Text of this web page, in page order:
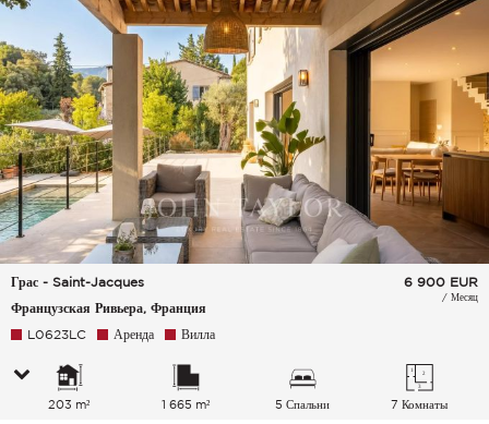
Грас - Saint-Jacques
Французская Ривьера, Франция
6 900 EUR
/ Месяц
L0623LC Аренда Вилла
203 m² 1 665 m² 5 Спальни 7 Комнаты